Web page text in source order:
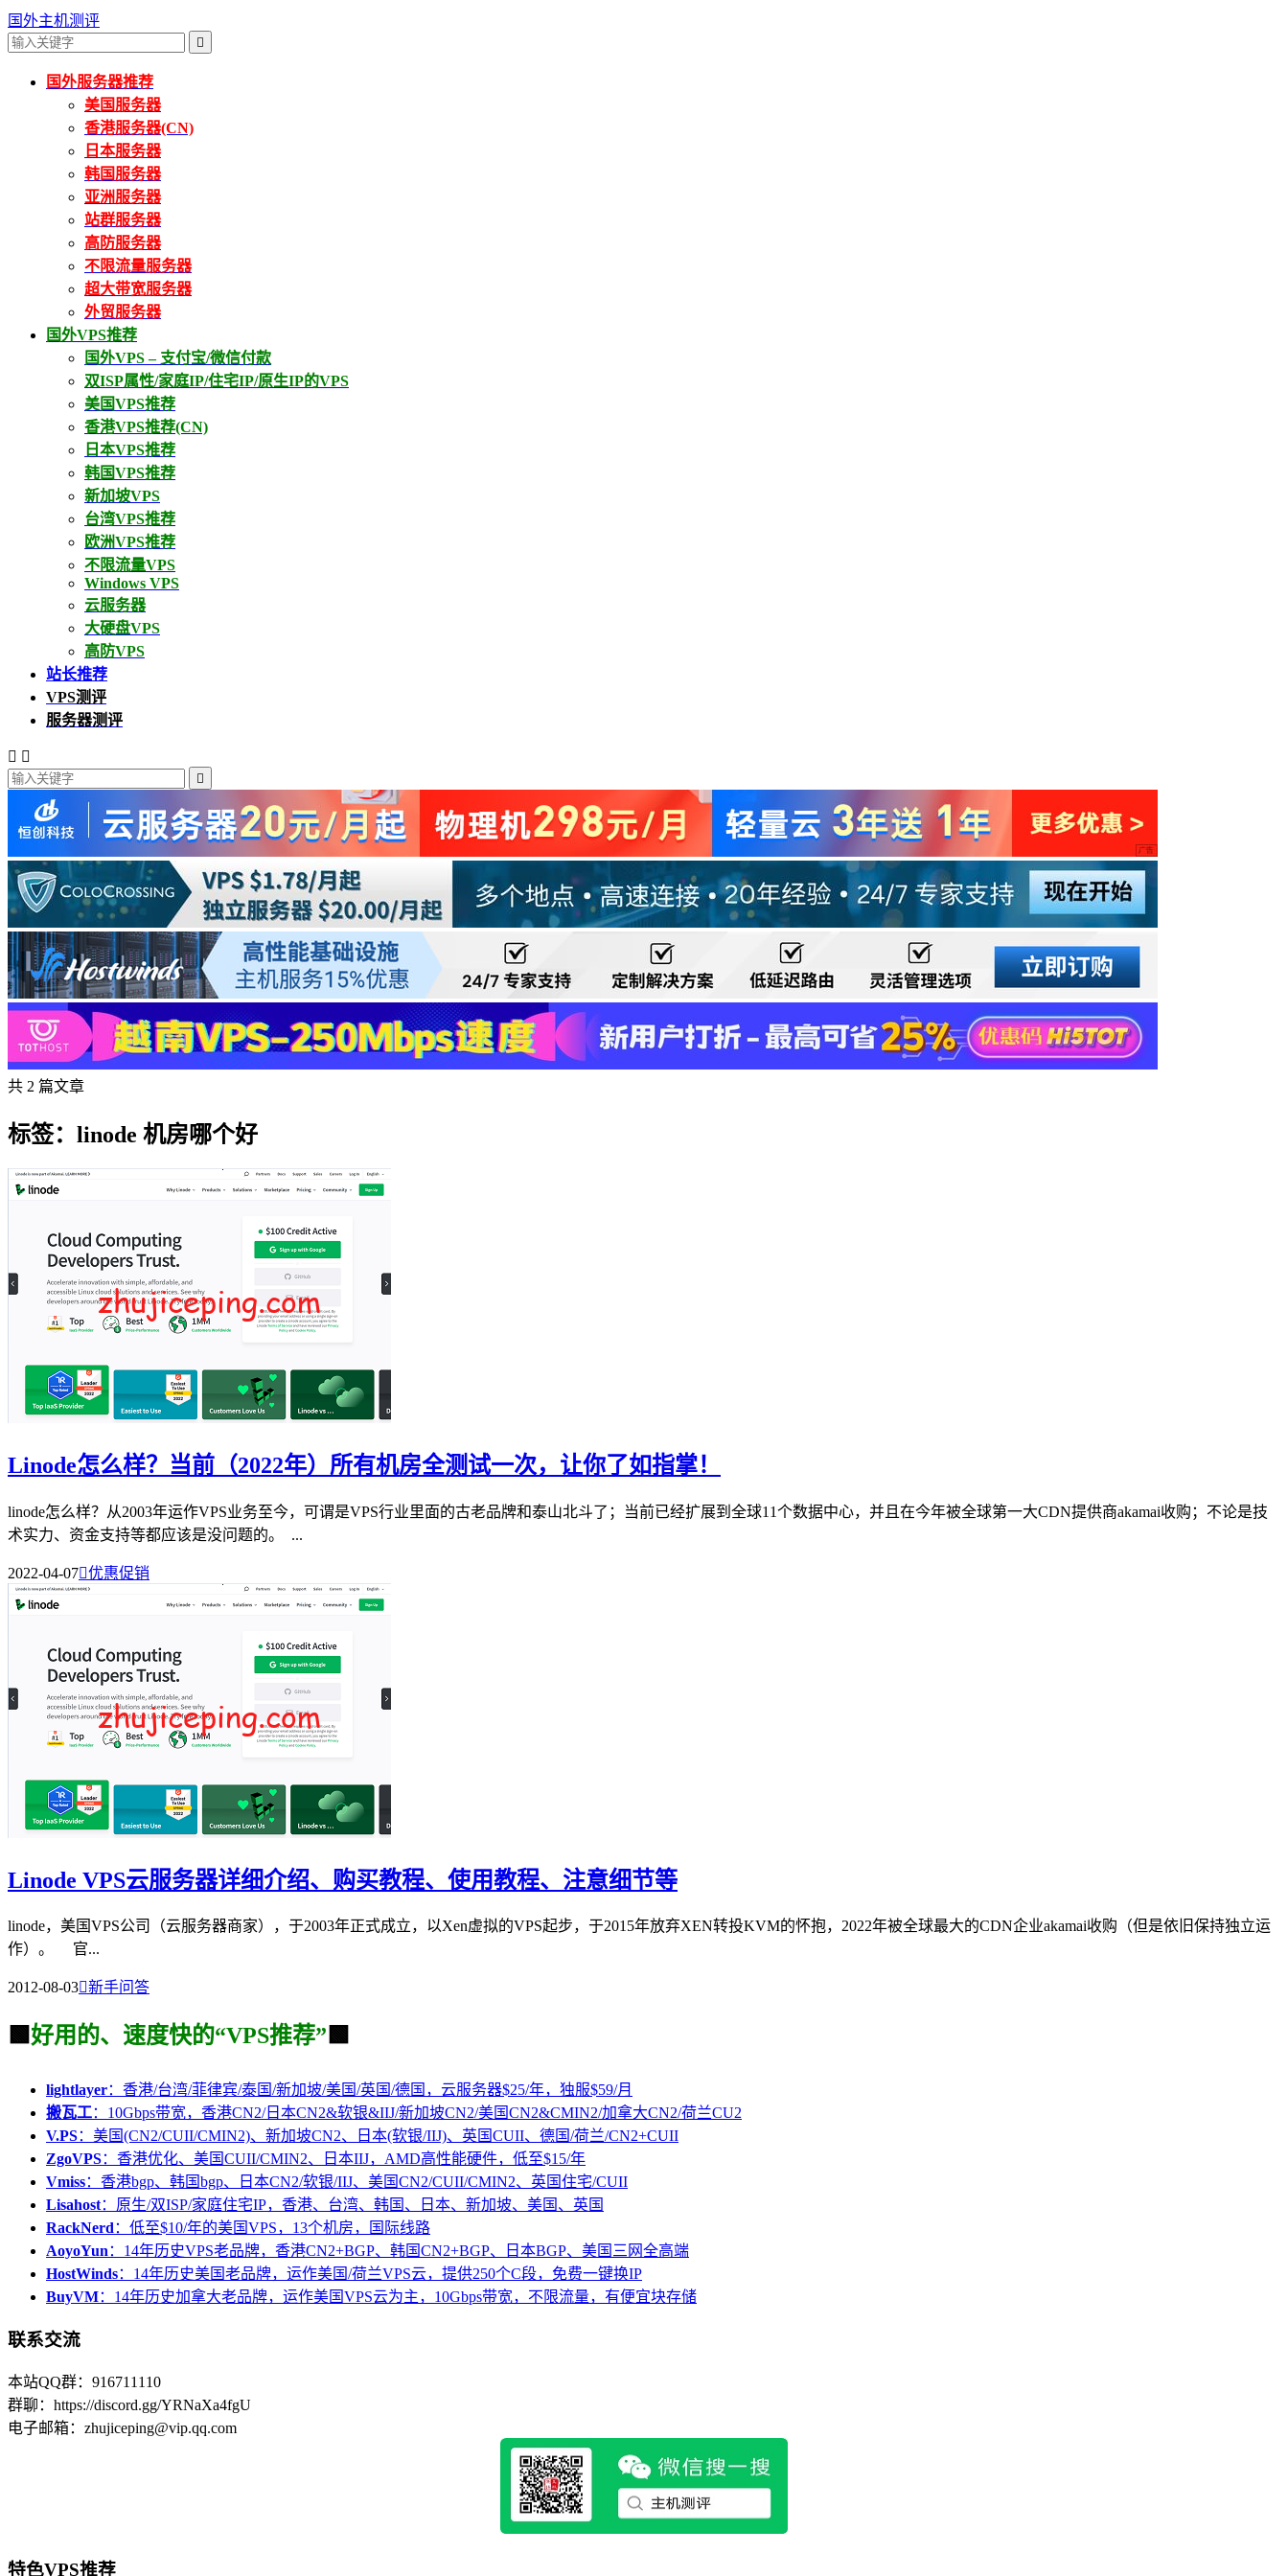
国外主机测评

国外服务器推荐
美国服务器
香港服务器(CN)
日本服务器
韩国服务器
亚洲服务器
站群服务器
高防服务器
不限流量服务器
超大带宽服务器
外贸服务器
国外VPS推荐
国外VPS – 支付宝/微信付款
双ISP属性/家庭IP/住宅IP/原生IP的VPS
美国VPS推荐
香港VPS推荐(CN)
日本VPS推荐
韩国VPS推荐
新加坡VPS
台湾VPS推荐
欧洲VPS推荐
不限流量VPS
Windows VPS
云服务器
大硬盘VPS
高防VPS
站长推荐
VPS测评
服务器测评
 

共 2 篇文章
标签：linode 机房哪个好
Linode怎么样？当前（2022年）所有机房全测试一次，让你了如指掌！
linode怎么样？从2003年运作VPS业务至今，可谓是VPS行业里面的古老品牌和泰山北斗了；当前已经扩展到全球11个数据中心，并且在今年被全球第一大CDN提供商akamai收购；不论是技
术实力、资金支持等都应该是没问题的。 ...
2022-04-07优惠促销
Linode VPS云服务器详细介绍、购买教程、使用教程、注意细节等
linode，美国VPS公司（云服务器商家），于2003年正式成立，以Xen虚拟的VPS起步，于2015年放弃XEN转投KVM的怀抱，2022年被全球最大的CDN企业akamai收购（但是依旧保持独立运
作）。 官...
2012-08-03新手问答
🟩 好用的、速度快的“VPS推荐” 🟩
lightlayer：香港/台湾/菲律宾/泰国/新加坡/美国/英国/德国，云服务器$25/年，独服$59/月
搬瓦工：10Gbps带宽，香港CN2/日本CN2&软银&IIJ/新加坡CN2/美国CN2&CMIN2/加拿大CN2/荷兰CU2
V.PS：美国(CN2/CUII/CMIN2)、新加坡CN2、日本(软银/IIJ)、英国CUII、德国/荷兰/CN2+CUII
ZgoVPS：香港优化、美国CUII/CMIN2、日本IIJ，AMD高性能硬件，低至$15/年
Vmiss：香港bgp、韩国bgp、日本CN2/软银/IIJ、美国CN2/CUII/CMIN2、英国住宅/CUII
Lisahost：原生/双ISP/家庭住宅IP，香港、台湾、韩国、日本、新加坡、美国、英国
RackNerd ：低至$10/年的美国VPS，13个机房，国际线路
AoyoYun ：14年历史VPS老品牌，香港CN2+BGP、韩国CN2+BGP、日本BGP、美国三网全高端
HostWinds：14年历史美国老品牌，运作美国/荷兰VPS云，提供250个C段，免费一键换IP
BuyVM：14年历史加拿大老品牌，运作美国VPS云为主，10Gbps带宽，不限流量，有便宜块存储
联系交流
本站QQ群：916711110
群聊：https://discord.gg/YRNaXa4fgU
电子邮箱：zhujiceping@vip.qq.com
特色VPS推荐